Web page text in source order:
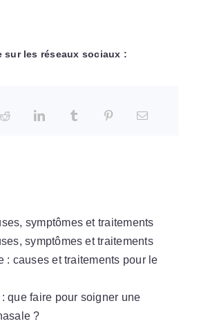
sur les réseaux sociaux :
symptômes et traitements
symptômes et traitements
: causes et traitements pour le
que faire pour soigner une
?